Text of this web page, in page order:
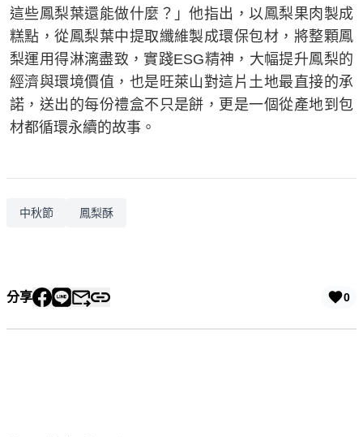
這些鳳梨葉還能做什麼？」他指出，以鳳梨果肉製成
糕點，從鳳梨葉中提取纖維製成環保包材，將整顆鳳
梨運用得淋漓盡致，實踐ESG精神，大幅提升鳳梨的
經濟與環境價值，也是旺萊山對這片土地最直接的承
諾，送出的每份禮盒不只是餅，更是一個從產地到包
材都循環永續的故事。
中秋節 鳳梨酥
分享 0